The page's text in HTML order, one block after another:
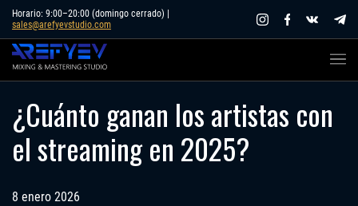
Skip
content
Horario: 9:00–20:00 (domingo cerrado) |
sales@arefyevstudio.com
¿Cuánto ganan los artistas con
el streaming en 2025?
8 enero 2026